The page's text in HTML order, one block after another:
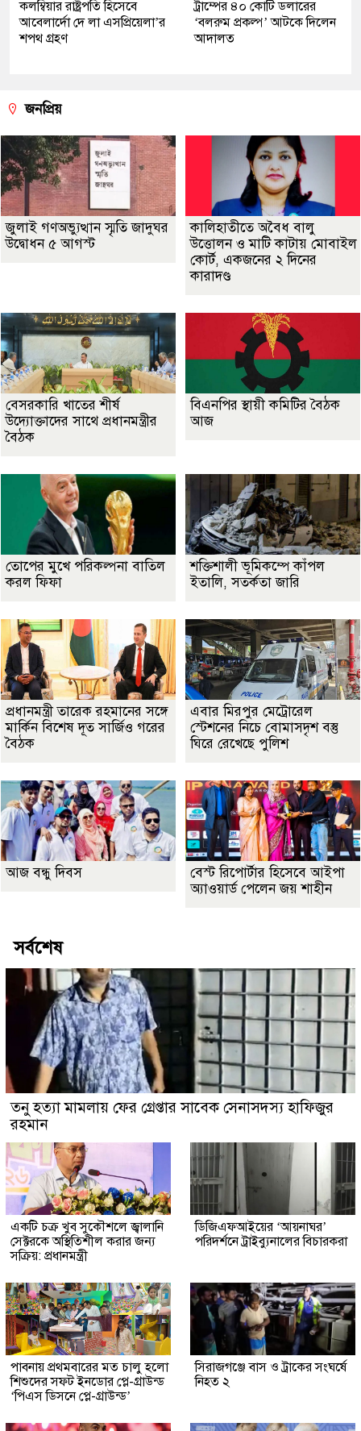
কলম্বিয়ার রাষ্ট্রপতি হিসেবে
আবেলার্দো দে লা এসপ্রিয়েলা’র
শপথ গ্রহণ
ট্রাম্পের ৪০ কোটি ডলারের
‘বলরুম প্রকল্প’ আটকে দিলেন
আদালত
জনপ্রিয়
জুলাই গণঅভ্যুত্থান স্মৃতি জাদুঘর
উদ্বোধন ৫ আগস্ট
কালিহাতীতে অবৈধ বালু
উত্তোলন ও মাটি কাটায় মোবাইল
কোর্ট, একজনের ২ দিনের
কারাদণ্ড
বেসরকারি খাতের শীর্ষ
উদ্যোক্তাদের সাথে প্রধানমন্ত্রীর
বৈঠক
বিএনপির স্থায়ী কমিটির বৈঠক
আজ
তোপের মুখে পরিকল্পনা বাতিল
করল ফিফা
শক্তিশালী ভূমিকম্পে কাঁপল
ইতালি, সতর্কতা জারি
প্রধানমন্ত্রী তারেক রহমানের সঙ্গে
মার্কিন বিশেষ দূত সার্জিও গরের
বৈঠক
এবার মিরপুর মেট্রোরেল
স্টেশনের নিচে বোমাসদৃশ বস্তু
ঘিরে রেখেছে পুলিশ
আজ বন্ধু দিবস
বেস্ট রিপোর্টার হিসেবে আইপা
অ্যাওয়ার্ড পেলেন জয় শাহীন
সর্বশেষ
তনু হত্যা মামলায় ফের গ্রেপ্তার সাবেক সেনাসদস্য হাফিজুর
রহমান
একটি চক্র খুব সুকৌশলে জ্বালানি
সেক্টরকে অস্থিতিশীল করার জন্য
সক্রিয়: প্রধানমন্ত্রী
ডিজিএফআইয়ের ‘আয়নাঘর’
পরিদর্শনে ট্রাইব্যুনালের বিচারকরা
পাবনায় প্রথমবারের মত চালু হলো
শিশুদের সফট ইনডোর প্লে-গ্রাউন্ড
‘পিএস ডিসনে প্লে-গ্রাউন্ড’
সিরাজগঞ্জে বাস ও ট্রাকের সংঘর্ষে
নিহত ২